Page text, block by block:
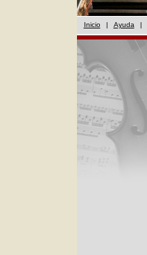
Inicio | Ayuda |